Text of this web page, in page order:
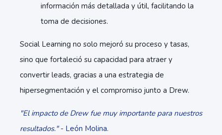
información más detallada y útil, facilitando la
toma de decisiones.
Social Learning no solo mejoró su proceso y tasas,
sino que fortaleció su capacidad para atraer y
convertir leads, gracias a una estrategia de
hipersegmentación y el compromiso junto a Drew.
"El impacto de Drew fue muy importante para nuestros
resultados."- León Molina.